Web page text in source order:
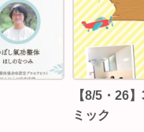
【8/5・26
ミック